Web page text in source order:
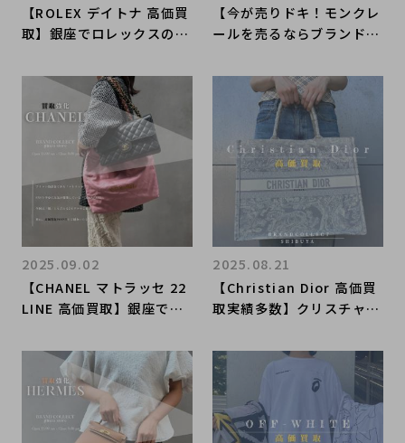
【ROLEX デイトナ 高価買
取】銀座でロレックスの高
銀座店へお任せください！
【今が売りドキ！モンクレ
ールを売るならブランドコ
が始まる前の今がMONCL
ERの高価買取のチャンス
【CHANEL マトラッセ 22
LINE 高価買取】銀座でシ
ドコレクト銀座店へお任せ
ください！
2025.09.02
【Christian Dior 高価買
取実績多数】クリスチャン
ブランドコレクト渋谷店
へ 新宿/目黒/代々木/恵
比寿/代官山などでご売却
を検討中の方にお勧めで
す！
2025.08.21